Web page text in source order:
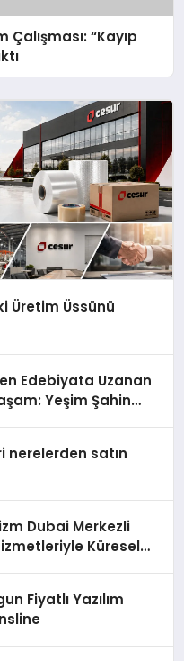
Çalışması: “Kayıp
Üretim Üssünü
Edebiyata Uzanan
Yeşim Şahin
nerelerden satın
Dubai Merkezli
Küresel
Fiyatlı Yazılım